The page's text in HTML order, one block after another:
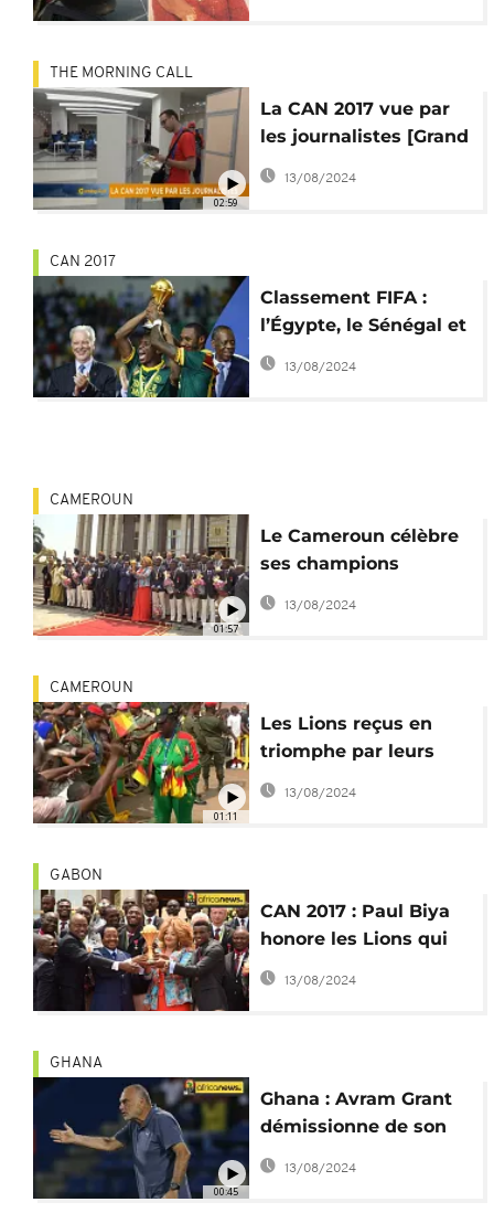
02:59
THE MORNING CALL
La CAN 2017 vue par
les journalistes [Grand
Angle]
13/08/2024
CAN 2017
Classement FIFA :
l’Égypte, le Sénégal et
le Cameroun dans le
trio africain
13/08/2024
01:57
CAMEROUN
Le Cameroun célèbre
ses champions
d'Afrique
13/08/2024
01:11
CAMEROUN
Les Lions reçus en
triomphe par leurs
supporters [no
comment]
13/08/2024
GABON
CAN 2017 : Paul Biya
honore les Lions qui
ont mis leurs
adversaires "dans la
13/08/2024
00:45
GHANA
Ghana : Avram Grant
démissionne de son
poste de
sélectionneur
13/08/2024